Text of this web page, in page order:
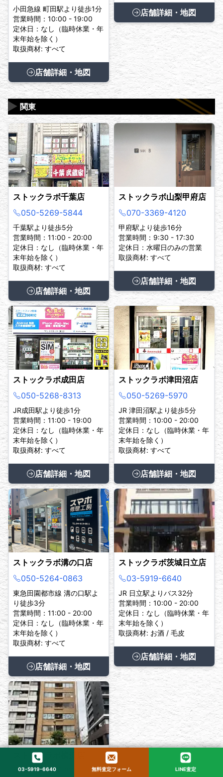
小田急線 町田駅より徒歩1分
営業時間：10:00 - 19:00
定休日：なし（臨時休業・年
末年始を除く）
取扱商材: すべて
店舗詳細・地図
店舗詳細・地図
関東
▶
ストックラボ千葉店
050-5269-5844
千葉駅より徒歩5分
営業時間：11:00 - 20:00
定休日：なし（臨時休業・年
末年始を除く）
取扱商材: すべて
店舗詳細・地図
ストックラボ山梨甲府店
070-3369-4120
甲府駅より徒歩16分
営業時間：9:30 - 17:30
定休日：水曜日のみの営業
取扱商材: すべて
店舗詳細・地図
ストックラボ成田店
050-5268-8313
JR成田駅より徒歩1分
営業時間：11:00 - 19:00
定休日：なし（臨時休業・年
末年始を除く）
取扱商材: すべて
店舗詳細・地図
ストックラボ津田沼店
050-5269-5970
JR 津田沼駅より徒歩5分
営業時間：10:00 - 20:00
定休日：なし（臨時休業・年
末年始を除く）
取扱商材: すべて
店舗詳細・地図
ストックラボ溝の口店
050-5264-0863
東急田園都市線 溝の口駅よ
り徒歩3分
営業時間：11:00 - 20:00
定休日：なし（臨時休業・年
末年始を除く）
取扱商材: すべて
店舗詳細・地図
ストックラボ茨城日立店
03-5919-6640
JR 日立駅よりバス32分
営業時間：10:00 - 20:00
定休日：なし（臨時休業・年
末年始を除く）
取扱商材: お酒 / 毛皮
店舗詳細・地図
ストックラボ横浜店
現在、臨時休業中です。
03-5919-6640 無料査定フォーム LINE査定